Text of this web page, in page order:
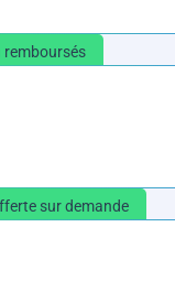
remboursés
sur demande